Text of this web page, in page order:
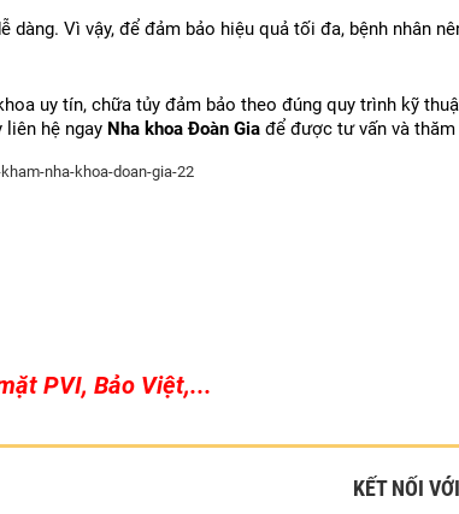
Vì vậy, để đảm bảo hiệu quả tối đa, bệnh nhân
uy tín, chữa tủy đảm bảo theo đúng quy trình kỹ
liên hệ ngay Nha khoa Đoàn Gia để được tư vấn và thăm
PVI, Bảo Việt,...
KẾT NỐI